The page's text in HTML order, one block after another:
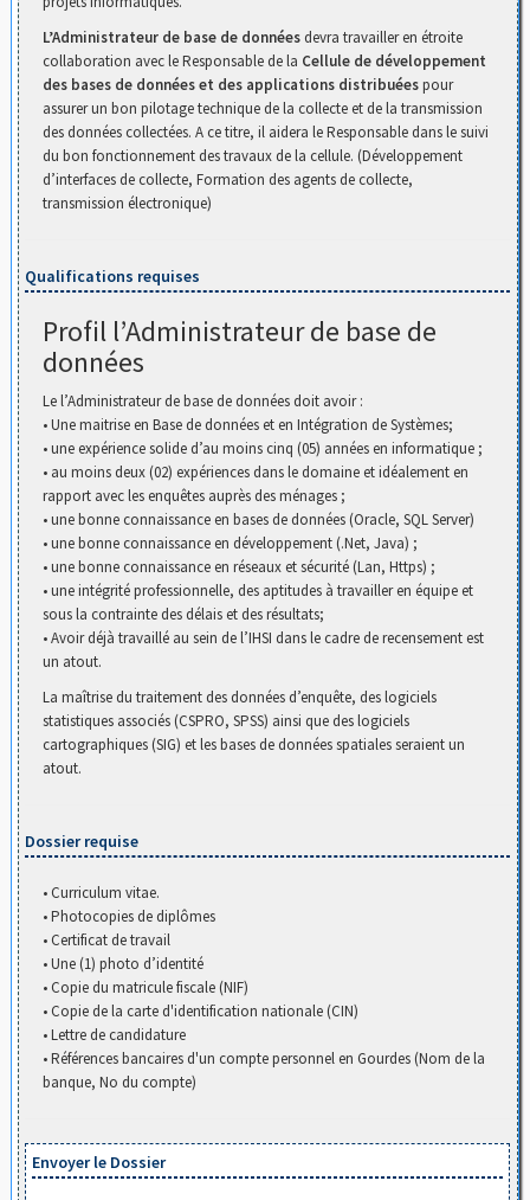
L’Administrateur de base de donnéesdevra travailler en étroite
collaboration avec le Responsable de la Cellule de développement
des bases de données et des applications distribuéespour
assurer un bon pilotage technique de la collecte et de la transmission
des données collectées. A ce titre, il aidera le Responsable dans le suivi
du bon fonctionnement des travaux de la cellule. (Développement
d’interfaces de collecte, Formation des agents de collecte,
transmission électronique)
Qualifications requises
Profil l’Administrateur de base de
données
Le l’Administrateur de base de données doit avoir :
• Une maitrise en Base de données et en Intégration de Systèmes;
• une expérience solide d’au moins cinq (05) années en informatique ;
• au moins deux (02) expériences dans le domaine et idéalement en
rapport avec les enquêtes auprès des ménages ;
• une bonne connaissance en bases de données (Oracle, SQL Server)
• une bonne connaissance en développement (.Net, Java) ;
• une bonne connaissance en réseaux et sécurité (Lan, Https) ;
• une intégrité professionnelle, des aptitudes à travailler en équipe et
sous la contrainte des délais et des résultats;
• Avoir déjà travaillé au sein de l’IHSI dans le cadre de recensement est
un atout.
La maîtrise du traitement des données d’enquête, des logiciels
statistiques associés (CSPRO, SPSS) ainsi que des logiciels
cartographiques (SIG) et les bases de données spatiales seraient un
atout.
Dossier requise
• Curriculum vitae.
• Photocopies de diplômes
• Certificat de travail
• Une (1) photo d’identité
• Copie du matricule fiscale (NIF)
• Copie de la carte d'identification nationale (CIN)
• Lettre de candidature
• Références bancaires d'un compte personnel en Gourdes (Nom de la
banque, No du compte)
Envoyer le Dossier